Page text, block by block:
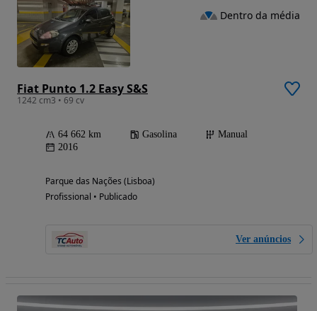
Fiat Punto 1.2 Easy S&S
1242 cm3 • 69 cv
64 662 km Gasolina
Manual
2016
Parque das Nações (Lisboa)
Profissional • Publicado
Ver anúncios
Dentro da média